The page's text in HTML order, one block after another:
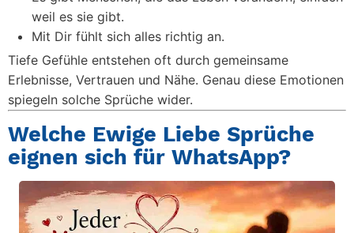
weil es sie gibt.
Mit Dir fühlt sich alles richtig an.
Tiefe Gefühle entstehen oft durch gemeinsame
Erlebnisse, Vertrauen und Nähe. Genau diese Emotionen
spiegeln solche Sprüche wider.
Welche Ewige Liebe Sprüche
eignen sich für WhatsApp?